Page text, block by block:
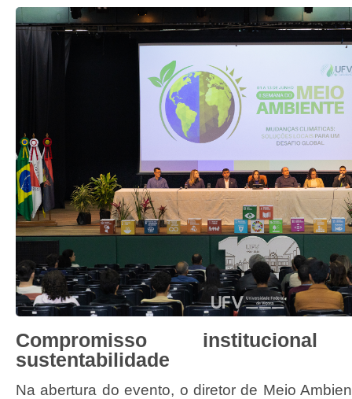
Compromisso
sustentabilidade
Na abertura do evento, o diretor de Meio